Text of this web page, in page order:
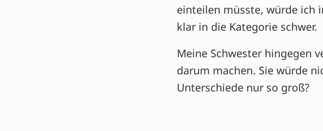
einteilen müsste, würde ich
klar in die Kategorie schwer.
Meine Schwester hingegen
darum machen. Sie würde
Unterschiede nur so groß?